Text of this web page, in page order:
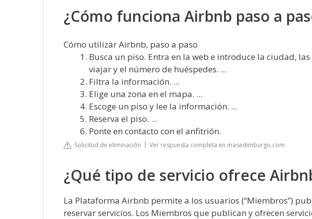
¿Cómo funciona Airbnb paso a
Cómo utilizar Airbnb, paso a paso
Busca un piso. Entra en la web e introduce la ciudad,
viajar y el número de huéspedes. ...
Filtra la información. ...
Elige una zona en el mapa. ...
Escoge un piso y lee la información. ...
Reserva el piso. ...
Ponte en contacto con el anfitrión.
Solicitud de eliminación Ver respuesta completa en masedimburgo.com
¿Qué tipo de servicio ofrece
La Plataforma Airbnb permite a los usuarios (“Miembros”)
reservar servicios. Los Miembros que publican y ofrecen